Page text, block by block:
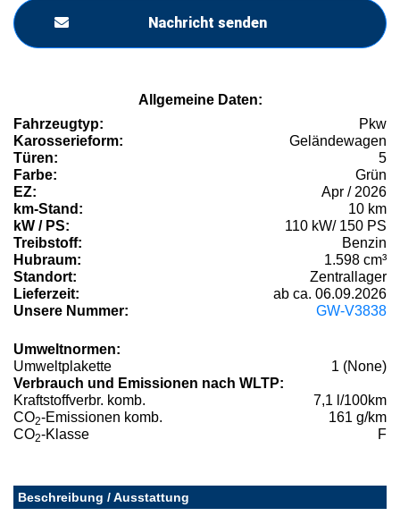
Nachricht senden
Allgemeine Daten:
Fahrzeugtyp:
Pkw
Karosserieform:
Geländewagen
Türen:
5
Farbe:
Grün
EZ:
Apr / 2026
km-Stand:
10 km
kW / PS:
110 kW/ 150 PS
Treibstoff:
Benzin
Hubraum:
1.598 cm³
Standort:
Zentrallager
Lieferzeit:
ab ca. 06.09.2026
Unsere Nummer:
GW-V3838
Umweltnormen:
Umweltplakette
1 (None)
Verbrauch und Emissionen nach WLTP:
Kraftstoffverbr. komb.
7,1 l/100km
CO2-Emissionen komb.
161 g/km
CO2-Klasse F
Beschreibung / Ausstattung